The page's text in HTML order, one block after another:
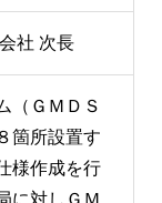
社 次長
（ＧＭＤＳ
箇所設置す
様作成を行